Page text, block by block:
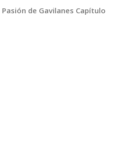
Pasión de Gavilanes Capítulo